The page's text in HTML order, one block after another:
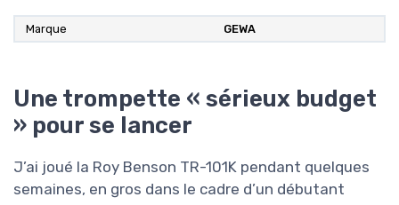
Marque GEWA
Une trompette « sérieux budget
» pour se lancer
J’ai joué la Roy Benson TR-101K pendant quelques
semaines, en gros dans le cadre d’un débutant